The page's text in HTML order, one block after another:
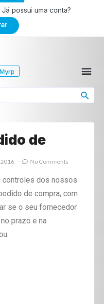
Já possui uma conta?
Search Button
de
2016 No Comments
controles dos nossos
de compra, com
se o seu fornecedor
prazo e na